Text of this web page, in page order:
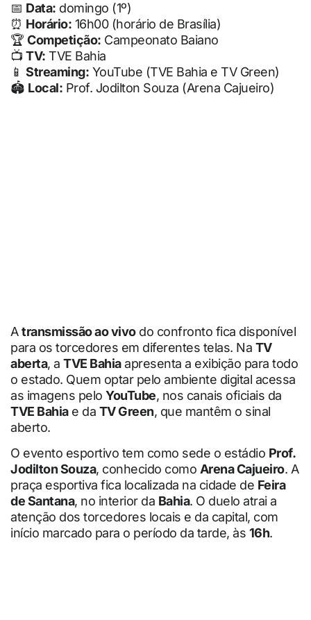
📅 Data: domingo (1º)
⏰ Horário: 16h00 (horário de Brasília)
🏆 Competição: Campeonato Baiano
📺 TV: TVE Bahia
📱 Streaming: YouTube (TVE Bahia e TV Green)
🏟 Local: Prof. Jodilton Souza (Arena Cajueiro)
Atransmissão ao vivodo confronto fica disponível
para os torcedores em diferentes telas. Na TV
aberta, a TVE Bahiaapresenta a exibição para todo
o estado. Quem optar pelo ambiente digital acessa
as imagens pelo YouTube, nos canais oficiais da
TVE Bahiae da TV Green, que mantêm o sinal
aberto.
O evento esportivo tem como sede o estádio Prof.
Jodilton Souza, conhecido como Arena Cajueiro. A
praça esportiva fica localizada na cidade de Feira
de Santana, no interior da Bahia. O duelo atrai a
atenção dos torcedores locais e da capital, com
início marcado para o período da tarde, às 16h.